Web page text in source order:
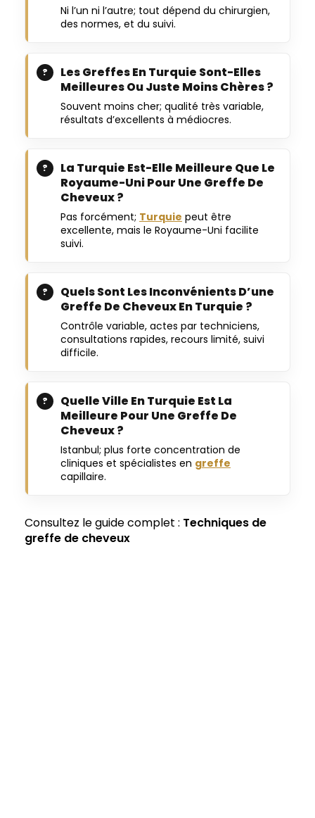
Ni l’un ni l’autre; tout dépend du chirurgien,
des normes, et du suivi.
Les Greffes En Turquie Sont-Elles
Meilleures Ou Juste Moins Chères ?
Souvent moins cher; qualité très variable,
résultats d’excellents à médiocres.
La Turquie Est-Elle Meilleure Que Le
Royaume-Uni Pour Une Greffe De
Cheveux ?
Pas forcément; Turquie peut être
excellente, mais le Royaume-Uni facilite
suivi.
Quels Sont Les Inconvénients D’une
Greffe De Cheveux En Turquie ?
Contrôle variable, actes par techniciens,
consultations rapides, recours limité, suivi
difficile.
Quelle Ville En Turquie Est La
Meilleure Pour Une Greffe De
Cheveux ?
Istanbul; plus forte concentration de
cliniques et spécialistes en greffe
capillaire.
Consultez le guide complet : Techniques de
greffe de cheveux